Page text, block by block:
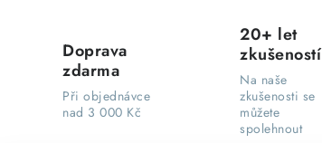
Doprava
zdarma
Při objednávce
nad 3 000 Kč
20+ let
zkušeností
Na naše
zkušenosti se
můžete
spolehnout